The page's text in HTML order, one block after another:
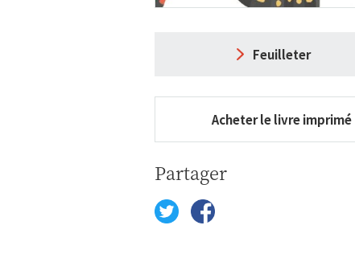
Feuilleter
Acheter le livre imprimé
Partager